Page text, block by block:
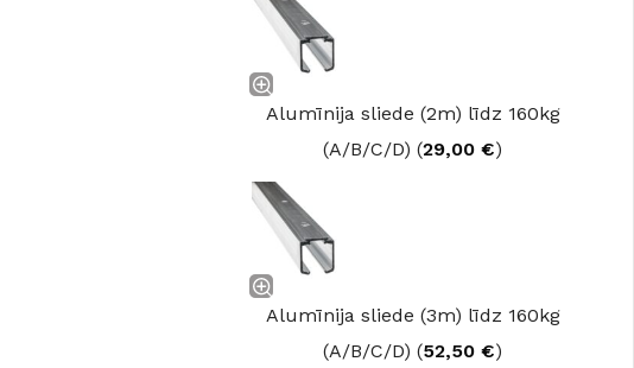
Alumīnija sliede (2m) līdz 160kg
(A/B/C/D) (29,00 €)
Alumīnija sliede (3m) līdz 160kg
(A/B/C/D) (52,50 €)